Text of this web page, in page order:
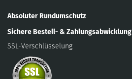
Absoluter Rundumschutz
Sichere Bestell- & Zahlungsabwicklung
SSL-Verschlüsselung